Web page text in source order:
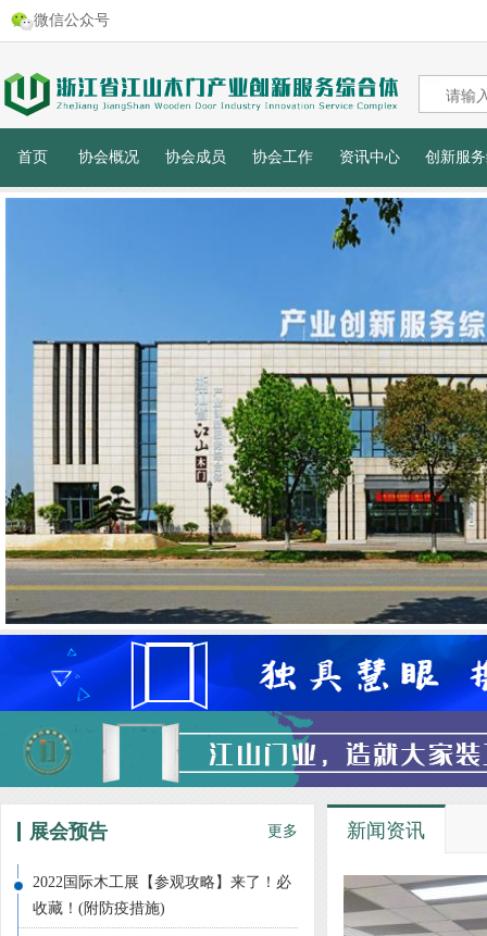
微信公众号
首页 协会概况 协会成员 协会工作 资讯中心 创新服
展会预告 更多
2022国际木工展【参观攻略】来了！必
收藏！(附防疫措施)
新闻资讯